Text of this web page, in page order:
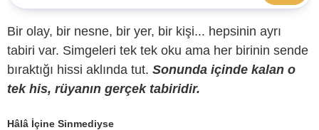
Bir olay, bir nesne, bir yer, bir kişi... hepsinin ayrı
tabiri var. Simgeleri tek tek oku ama her birinin sende
bıraktığı hissi aklında tut. Sonunda içinde kalan o
tek his, rüyanın gerçek tabiridir.
Hâlâ İçine Sinmediyse